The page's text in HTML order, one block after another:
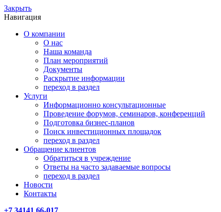
Закрыть
Навигация
О компании
О нас
Наша команда
План мероприятий
Документы
Раскрытие информации
переход в раздел
Услуги
Информационно консультационные
Проведение форумов, семинаров, конференций
Подготовка бизнес-планов
Поиск инвестиционных площадок
переход в раздел
Обращение клиентов
Обратиться в учреждение
Ответы на часто задаваемые вопросы
переход в раздел
Новости
Контакты
+7 34141 66-017